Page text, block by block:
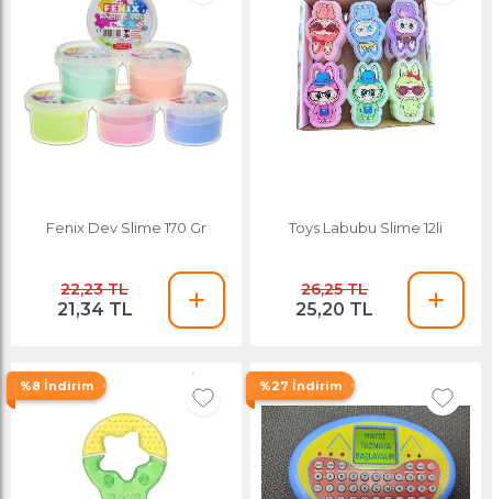
Fenix Dev Slime 170 Gr
22,23 TL
21,34 TL
Toys Labubu Slime 12li
26,25 TL
25,20 TL
%8 İndirim %27 İndirim